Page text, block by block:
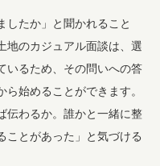
したか」と聞かれること
地のカジュアル面談は、選
いるため、その問いへの答
始めることができます。
伝わるか。誰かと一緒に整
ことがあった」と気づける